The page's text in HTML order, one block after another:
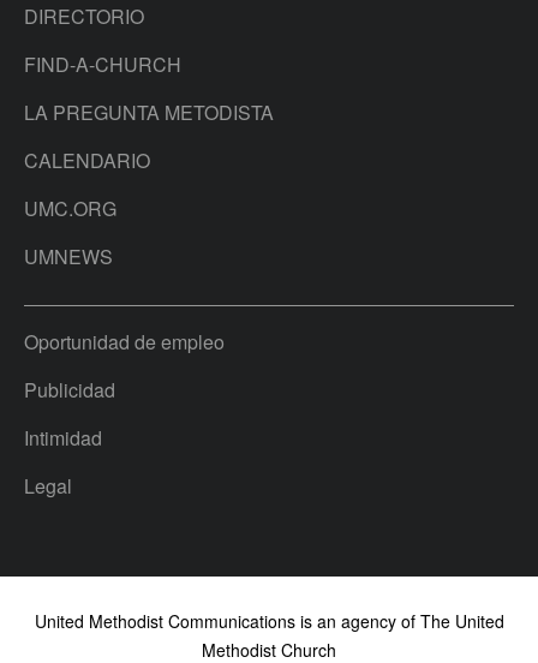
DIRECTORIO
FIND-A-CHURCH
LA PREGUNTA METODISTA
CALENDARIO
UMC.ORG
UMNEWS
Oportunidad de empleo
Publicidad
Intimidad
Legal
United Methodist Communications is an agency of The United
Methodist Church